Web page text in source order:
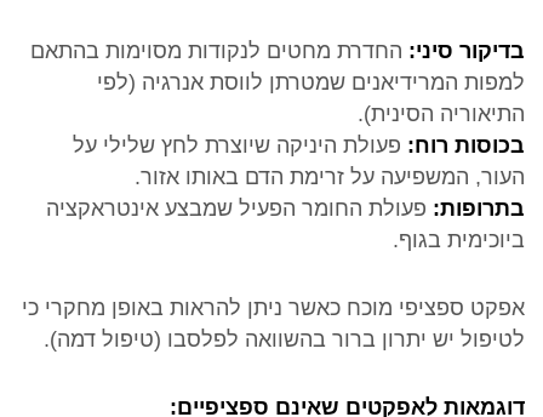
בדיקור סיני: החדרת מחטים לנקודות מסוימות בהתאם
למפות המרידיאנים שמטרתן לווסת אנרגיה (לפי
התיאוריה הסינית).
בכוסות רוח: פעולת היניקה שיוצרת לחץ שלילי על
העור, המשפיעה על זרימת הדם באותו אזור.
בתרופות: פעולת החומר הפעיל שמבצע אינטראקציה
ביוכימית בגוף.
אפקט ספציפי מוכח כאשר ניתן להראות באופן מחקרי כי
לטיפול יש יתרון ברור בהשוואה לפלסבו (טיפול דמה).
דוגמאות לאפקטים שאינם ספציפיים: